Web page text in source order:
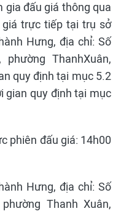
đấu giá thông qua
trực tiếp tại trụ sở
Hưng, địa chỉ: Số
ThanhXuân,
quy định tại mục 5.2
gian quy định tại mục
phiên đấu giá: 14h00
Hưng, địa chỉ: Số
Thanh Xuân,